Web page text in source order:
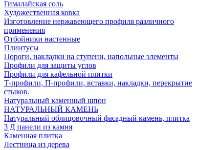
Гималайская соль
Художественная ковка
Изготовление нержавеющего профиля различного
применения
Отбойники настенные
Плинтусы
Пороги, накладки на ступени, напольные элементы
Профили для защиты углов
Профили для кафельной плитки
Т-профили, П-профили, вставки, накладки, перекрытие
стыков.
Натуральный каменный шпон
НАТУРАЛЬНЫЙ КАМЕНЬ
Натуральный облицовочный фасадный камень, плитка
3 Д панели из камня
Каменная плитка
Лестница из дерева